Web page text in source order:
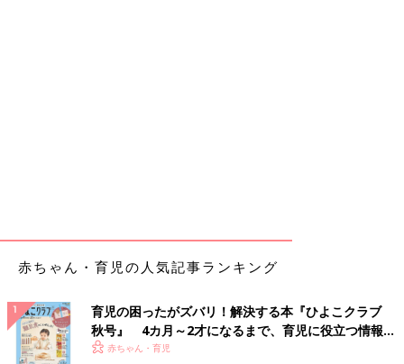
赤ちゃん・育児の人気記事ランキング
育児の困ったがズバリ！解決する本『ひよこクラブ
秋号』 4カ月～2才になるまで、育児に役立つ情報が
いっぱい！
赤ちゃん・育児